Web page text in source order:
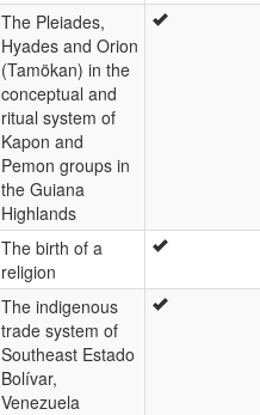
The Pleiades,
Hyades and Orion
(Tamökan) in the
conceptual and
ritual system of
Kapon and
Pemon groups in
the Guiana
Highlands
The birth of a
religion
The indigenous
trade system of
Southeast Estado
Bolívar,
Venezuela